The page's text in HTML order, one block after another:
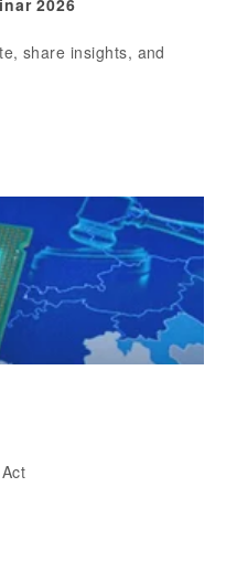
2026
share insights, and